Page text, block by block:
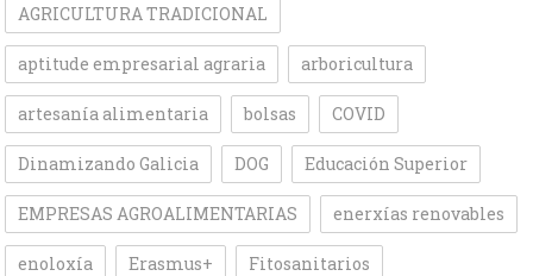
AGRICULTURA TRADICIONAL
aptitude empresarial agraria arboricultura
artesanía alimentaria bolsas COVID
Dinamizando Galicia DOG Educación Superior
EMPRESAS AGROALIMENTARIAS enerxías renovables
enoloxía Erasmus+ Fitosanitarios